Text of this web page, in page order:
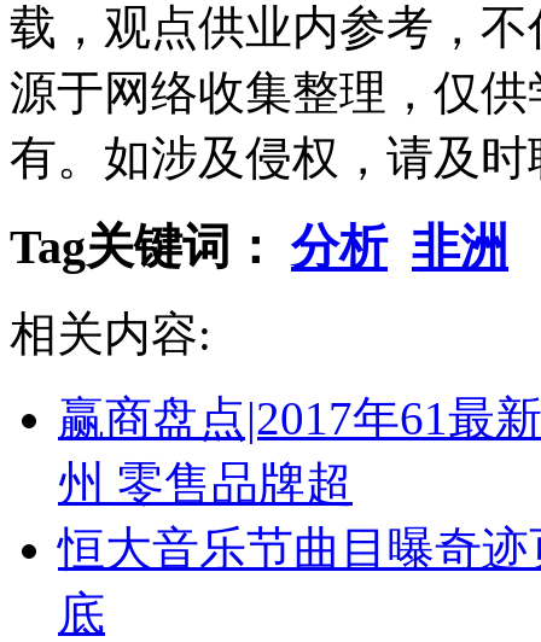
载，观点供业内参考，
源于网络收集整理，仅
有。如涉及侵权，请及
Tag关键词： 分析 非洲
相关内容:
赢商盘点|2017年61最
州 零售品牌超
恒大音乐节曲目曝奇
底